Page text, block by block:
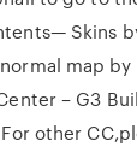
Skins
map
– G3
other